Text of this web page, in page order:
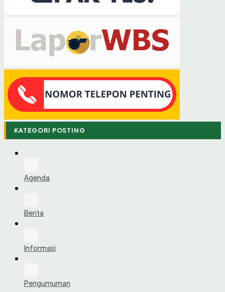
KATEGORI POSTING
Agenda
Berita
Informasi
Pengumuman